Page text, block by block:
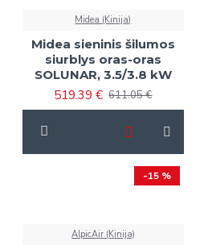
Midea (Kinija)
Midea sieninis šilumos
siurblys oras-oras
SOLUNAR, 3.5/3.8 kW
519.39 € 611.05 €
-15 %
AlpicAir (Kinija)